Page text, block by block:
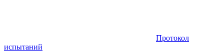
Протокол
испытаний